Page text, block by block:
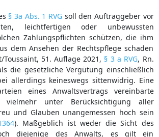
§ 3a Abs. 1 RVGsoll den Auftraggeber vor
leichtfertigen oder unbewussten
Zahlungspflichten schützen, die ihm
dem Ansehen der Rechtspflege schaden
Toussaint, 51. Auflage 2021, § 3 a RVG, Rn.
die gesetzliche Vergütung einschließlich
allerdings keineswegs sittenwidrig. Eine
eines Anwaltsvertrags vereinbarte
vielmehr unter Berücksichtigung aller
und Glauben unangemessen hoch sein
). Maßgeblich ist weder die Sicht des
diejenige des Anwalts, es gilt ein